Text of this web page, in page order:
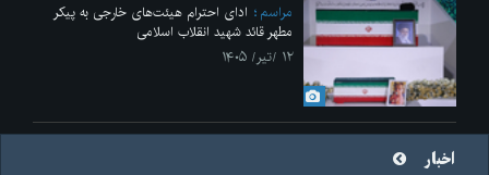
مراسم
ادای احترام هیئت‌های خارجی به پیکر
مطهر قائد شهید انقلاب اسلامی
۱۲ /تیر/ ۱۴۰۵
اخبار